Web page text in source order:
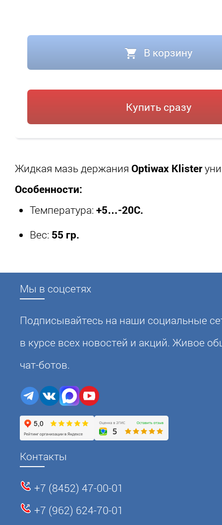
В корзину
Купить сразу
Жидкая мазь держания Optiwax Klister
Особенности:
Температура: +5…-20C.
Вес: 55 гр.
Мы в соцсетях
Подписывайтесь на наши социальные
в курсе всех новостей и акций. Живое
чат-ботов.
Контакты
+7 (8452) 47-00-01
+7 (962) 624-70-01